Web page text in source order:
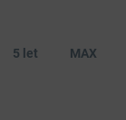
5 let MAX